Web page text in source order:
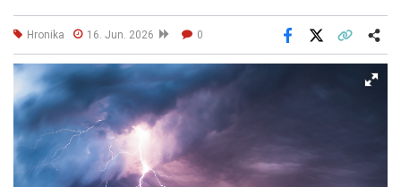
Hronika 16. Jun. 2026 0
Facebook